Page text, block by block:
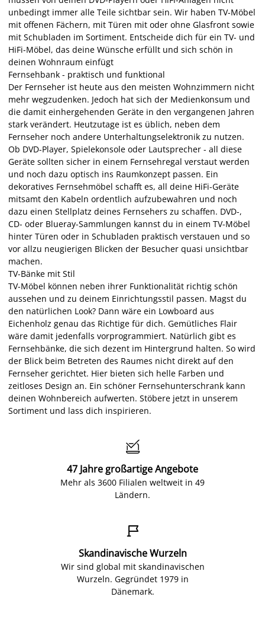
unbedingt immer alle Teile sichtbar sein. Wir haben TV-Möbel
mit offenen Fächern, mit Türen mit oder ohne Glasfront sowie
mit Schubladen im Sortiment. Entscheide dich für ein TV- und
HiFi-Möbel, das deine Wünsche erfüllt und sich schön in
deinen Wohnraum einfügt
Fernsehbank - praktisch und funktional
Der Fernseher ist heute aus den meisten Wohnzimmern nicht
mehr wegzudenken. Jedoch hat sich der Medienkonsum und
die damit einhergehenden Geräte in den vergangenen Jahren
stark verändert. Heutzutage ist es üblich, neben dem
Fernseher noch andere Unterhaltungselektronik zu nutzen.
Ob DVD-Player, Spielekonsole oder Lautsprecher - all diese
Geräte sollten sicher in einem Fernsehregal verstaut werden
und noch dazu optisch ins Raumkonzept passen. Ein
dekoratives Fernsehmöbel schafft es, all deine HiFi-Geräte
mitsamt den Kabeln ordentlich aufzubewahren und noch
dazu einen Stellplatz deines Fernsehers zu schaffen. DVD-,
CD- oder Blueray-Sammlungen kannst du in einem TV-Möbel
hinter Türen oder in Schubladen praktisch verstauen und so
vor allzu neugierigen Blicken der Besucher quasi unsichtbar
machen.
TV-Bänke mit Stil
TV-Möbel können neben ihrer Funktionalität richtig schön
aussehen und zu deinem Einrichtungsstil passen. Magst du
den natürlichen Look? Dann wäre ein Lowboard aus
Eichenholz genau das Richtige für dich. Gemütliches Flair
wäre damit jedenfalls vorprogrammiert. Natürlich gibt es
Fernsehbänke, die sich dezent im Hintergrund halten. So wird
der Blick beim Betreten des Raumes nicht direkt auf den
Fernseher gerichtet. Hier bieten sich helle Farben und
zeitloses Design an. Ein schöner Fernsehunterschrank kann
deinen Wohnbereich aufwerten. Stöbere jetzt in unserem
Sortiment und lass dich inspirieren.

47 Jahre großartige Angebote
Mehr als 3600 Filialen weltweit in 49
Ländern.

Skandinavische Wurzeln
Wir sind global mit skandinavischen
Wurzeln. Gegründet 1979 in
Dänemark.